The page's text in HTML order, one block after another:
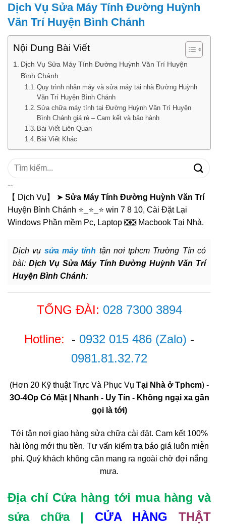
Dịch Vụ Sửa Máy Tính Đường Huỳnh
Văn Trí Huyện Bình Chánh
Nội Dung Bài Viết
Dịch Vụ Sửa Máy Tính Đường Huỳnh Văn Trí Huyện
Bình Chánh
Quy trình nhận máy và sửa máy tại nhà Đường Huỳnh
Văn Trí Huyện Bình Chánh
Sửa chữa máy tính tại Đường Huỳnh Văn Trí Huyện
Bình Chánh giá rẻ – Cam kết và bảo hành
Bài Viết Liên Quan
Bài Viết Khác
Tìm
--
【 Dịch Vụ】 ➤ Sửa Máy Tính Đường Huỳnh Văn Trí
Huyện Bình Chánh ⭐_⭐_⭐ win 7 8 10, Cài Đặt Lại
Windows Phần mềm Pc, Laptop ❎❎ Macbook Tại Nhà.
Dịch vụ sửa máy tính tận nơi tphcm Trường Tín có
bài: Dịch Vụ Sửa Máy Tính Đường Huỳnh Văn Trí
Huyện Bình Chánh:
TỔNG ĐÀI: 028 7300 3894
Hotline: - 0932 015 486 (Zalo) -
0981.81.32.72
(Hơn 20 Kỹ thuật Trực Và Phục Vụ Tại Nhà ở Tphcm) -
3O-4Op Có Mặt | Nhanh - Uy Tín - Không ngại xa gần
gọi là tới)
Tới tận nơi giao hàng sửa chữa cài đặt. Cam kết 100%
hài lòng mới thu tiền. Tư vấn kiểm tra báo giá luôn miễn
phí. Quý khách không cần mang ra ngoài chờ đợi nắng
mưa.
Địa chỉ Cửa hàng tới mua hàng và
sửa chữa | CỬA HÀNG
THẬT